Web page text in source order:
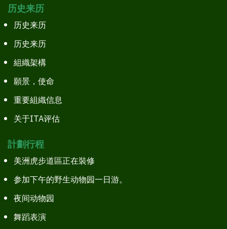
历史来历
历史来历
历史来历
組織架構
願景，使命
重要組織信息
关于ITA评估
計劃行程
美洲虎步道區正在裝修
参加下午的野生动物园一日游。
夜间动物园
舞蹈表演